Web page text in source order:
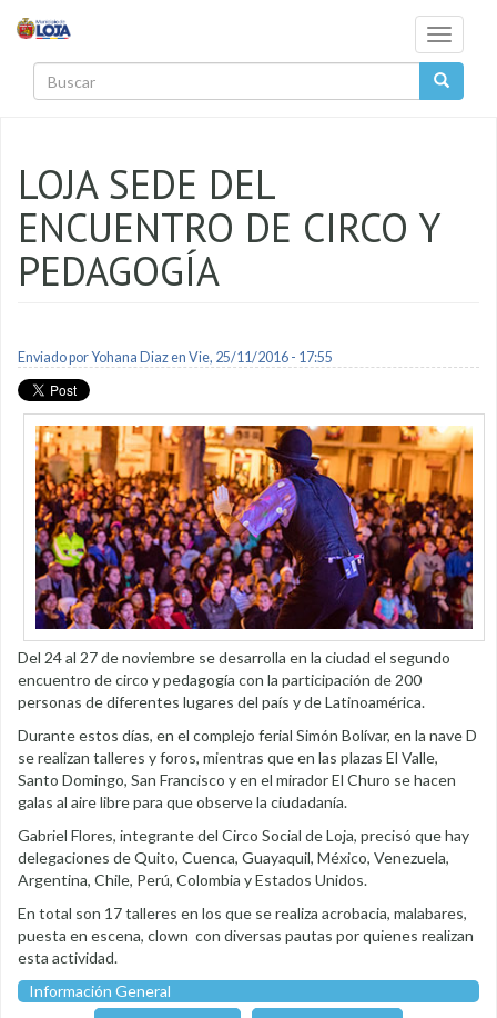
Toggle
LOJA SEDE DEL
ENCUENTRO DE CIRCO Y
PEDAGOGÍA
Enviado porYohana Diazen Vie, 25/11/2016 - 17:55
Del 24 al 27 de noviembre se desarrolla en la ciudad el segundo
encuentro de circo y pedagogía con la participación de 200
personas de diferentes lugares del país y de Latinoamérica.
Durante estos días, en el complejo ferial Simón Bolívar, en la nave D
se realizan talleres y foros, mientras que en las plazas El Valle,
Santo Domingo, San Francisco y en el mirador El Churo se hacen
galas al aire libre para que observe la ciudadanía.
Gabriel Flores, integrante del Circo Social de Loja, precisó que hay
delegaciones de Quito, Cuenca, Guayaquil, México, Venezuela,
Argentina, Chile, Perú, Colombia y Estados Unidos.
En total son 17 talleres en los que se realiza acrobacia, malabares,
puesta en escena, clown con diversas pautas por quienes realizan
esta actividad.
Información General